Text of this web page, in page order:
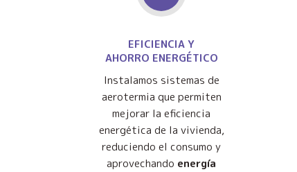
EFICIENCIA Y
AHORRO ENERGÉTICO
Instalamos sistemas de
aerotermia que permiten
mejorar la eficiencia
energética de la vivienda,
reduciendo el consumo y
aprovechando energía